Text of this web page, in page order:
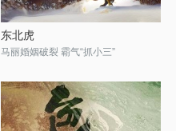
东北虎
马丽婚姻破裂 霸气“抓小三”